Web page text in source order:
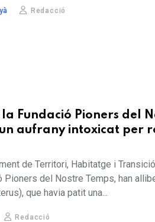
Redacció
la Fundació Pioners del
aufrany intoxicat per
de Territori, Habitatge i
Pioners del Nostre Temps, han
que havia patit una...
Redacció